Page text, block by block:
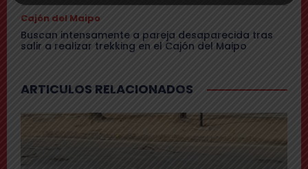
Cajón del Maipo
Buscan intensamente a pareja desaparecida tras
salir a realizar trekking en el Cajón del Maipo
ARTICULOS RELACIONADOS